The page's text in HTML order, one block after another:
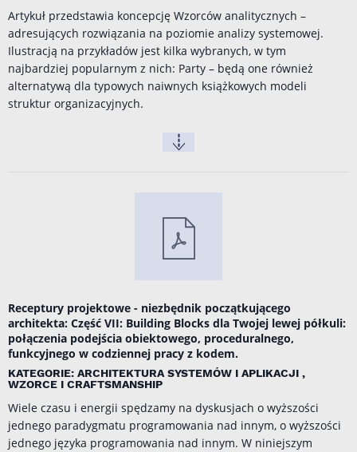
Artykuł przedstawia koncepcję Wzorców analitycznych –
adresujących rozwiązania na poziomie analizy systemowej.
Ilustracją na przykładów jest kilka wybranych, w tym
najbardziej popularnym z nich: Party – będą one również
alternatywą dla typowych naiwnych książkowych modeli
struktur organizacyjnych.
Receptury projektowe - niezbędnik początkującego
architekta: Część VII: Building Blocks dla Twojej lewej półkuli:
połączenia podejścia obiektowego, proceduralnego,
funkcyjnego w codziennej pracy z kodem.
KATEGORIE: ARCHITEKTURA SYSTEMÓW I APLIKACJI ,
WZORCE I CRAFTSMANSHIP
Wiele czasu i energii spędzamy na dyskusjach o wyższości
jednego paradygmatu programowania nad innym, o wyższości
jednego języka programowania nad innym. W niniejszym